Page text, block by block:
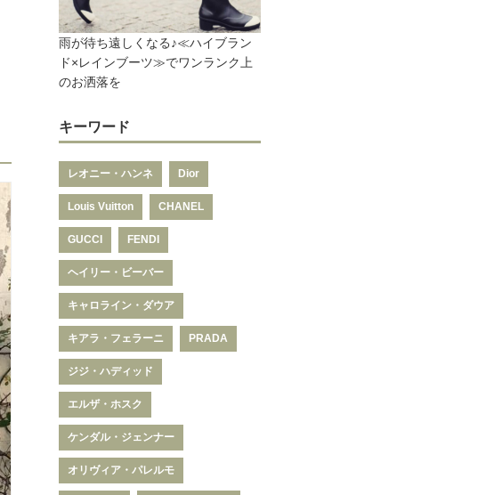
雨が待ち遠しくなる♪≪ハイブラン
ド×レインブーツ≫でワンランク上
のお洒落を
キーワード
レオニー・ハンネ Dior
Louis Vuitton CHANEL
GUCCI FENDI
ヘイリー・ビーバー
キャロライン・ダウア
キアラ・フェラーニ PRADA
ジジ・ハディッド
エルザ・ホスク
ケンダル・ジェンナー
オリヴィア・パレルモ